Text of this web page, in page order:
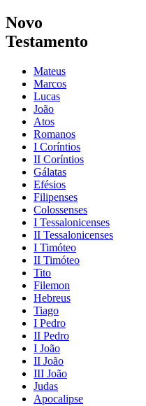
Novo
Testamento
Mateus
Marcos
Lucas
João
Atos
Romanos
I Coríntios
II Coríntios
Gálatas
Efésios
Filipenses
Colossenses
I Tessalonicenses
II Tessalonicenses
I Timóteo
II Timóteo
Tito
Filemon
Hebreus
Tiago
I Pedro
II Pedro
I João
II João
III João
Judas
Apocalipse